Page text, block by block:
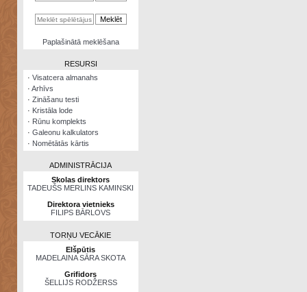
kalkulators
NomētātāsPaplašinātā meklēšana
RESURSI
· Visatcera almanahs
· Arhīvs
· Zināšanu testi
· Kristāla lode
· Rūnu komplekts
· Galeonu kalkulators
· Nomētātās kārtis
ADMINISTRĀCIJA
Skolas direktors
TADEUŠS MERLINS KAMINSKI
Direktora vietnieks
FILIPS BĀRLOVS
TORŅU VECĀKIE
Elšpūtis
MADELAINA SĀRA SKOTA
Grifidors
ŠELLIJS RODŽERSS